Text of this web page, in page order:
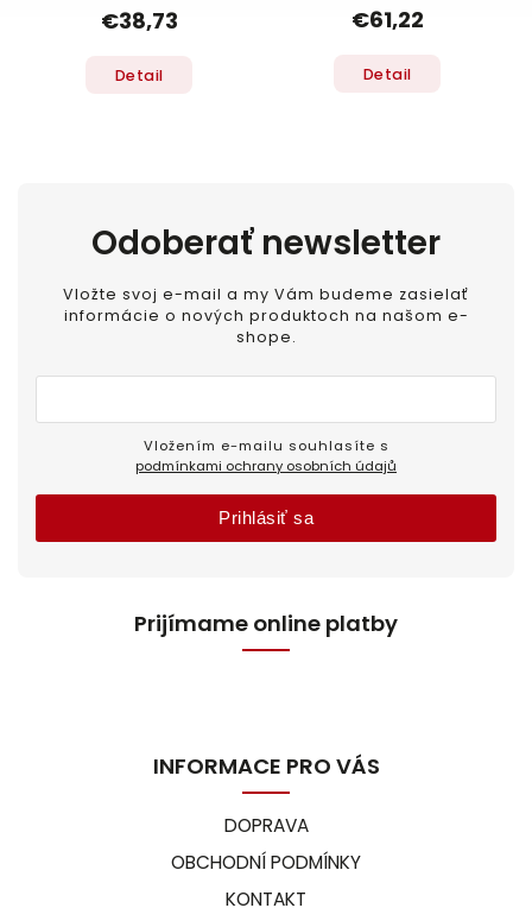
€38,73
Detail
€61,22
Detail
Odoberať newsletter
Vložte svoj e-mail a my Vám budeme zasielať
informácie o nových produktoch na našom e-
shope.
podmínkami ochrany osobních údajů
Prihlásiť sa
Prijímame online platby
INFORMACE PRO VÁS
DOPRAVA
OBCHODNÍ PODMÍNKY
KONTAKT